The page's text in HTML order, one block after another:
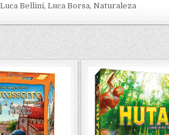
Luca Bellini,Luca Borsa,Naturaleza